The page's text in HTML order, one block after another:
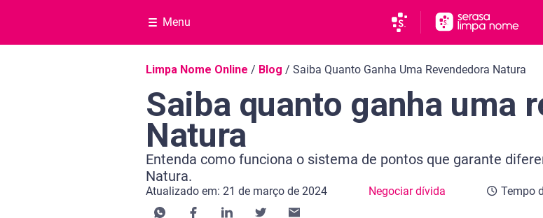
Menu
Navegação do blog
Limpa Nome Online / Blog / Saiba Quanto Ganha Uma Revendedora Natura
Saiba quanto ganha uma
Natura
Entenda como funciona o sistema de pontos que garante
Natura.
Atualizado em: 21 de março de 2024 Negociar dívida
Categoria Negociar dívida Tempo
Tempo de leitura: 10 minutos